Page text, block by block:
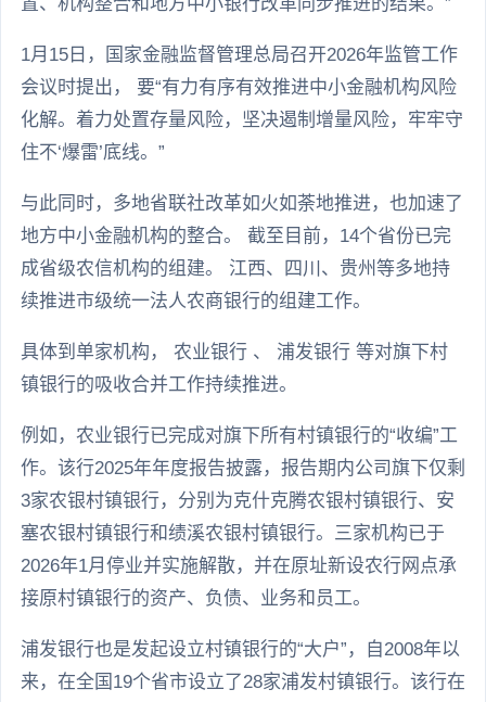
1月15日，国家金融监督管理总局召开2026年监管工作
会议时提出， 要“有力有序有效推进中小金融机构风险
化解。着力处置存量风险，坚决遏制增量风险，牢牢守
住不‘爆雷’底线。”
与此同时，多地省联社改革如火如荼地推进，也加速了
地方中小金融机构的整合。 截至目前，14个省份已完
成省级农信机构的组建。 江西、四川、贵州等多地持
续推进市级统一法人农商银行的组建工作。
具体到单家机构， 农业银行 、 浦发银行 等对旗下村
镇银行的吸收合并工作持续推进。
例如，农业银行已完成对旗下所有村镇银行的“收编”工
作。该行2025年年度报告披露，报告期内公司旗下仅剩
3家农银村镇银行，分别为克什克腾农银村镇银行、安
塞农银村镇银行和绩溪农银村镇银行。三家机构已于
2026年1月停业并实施解散，并在原址新设农行网点承
接原村镇银行的资产、负债、业务和员工。
浦发银行也是发起设立村镇银行的“大户”，自2008年以
来，在全国19个省市设立了28家浦发村镇银行。该行在